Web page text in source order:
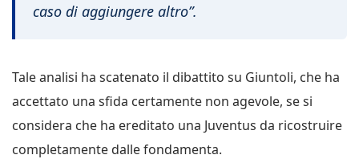
caso di aggiungere altro”.
Tale analisi ha scatenato il dibattito su Giuntoli, che ha
accettato una sfida certamente non agevole, se si
considera che ha ereditato una Juventus da ricostruire
completamente dalle fondamenta.